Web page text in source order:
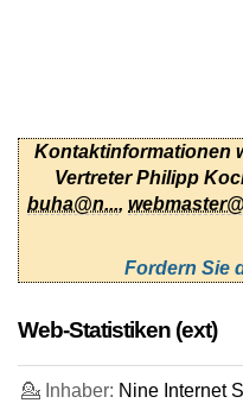
Mai 2026
CHF108,00/Mo.
Mai 2026
Kontaktinformationen
Vertreter Philipp
buha@n...,
Fordern Sie
Web-Statistiken (ext)
💁 Inhaber: Nine Internet